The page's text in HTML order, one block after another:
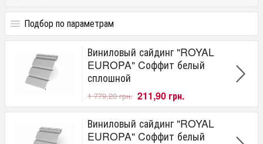
Подбор по параметрам
Цена
от до
Виниловый сайдинг "ROYAL
EUROPA" Cоффит белый
сплошной
1 779,20 грн. 211,90 грн.
Виниловый сайдинг "ROYAL
EUROPA" Cоффит белый